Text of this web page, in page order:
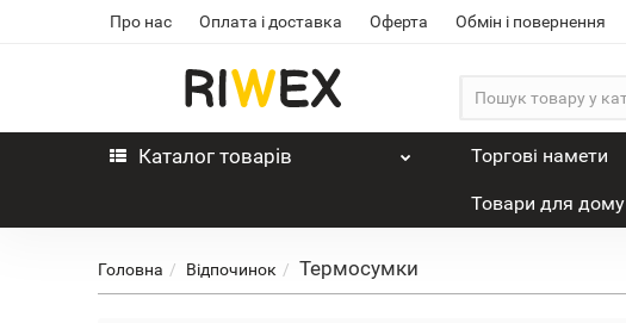
Про нас Оплата і доставка Оферта Обмін і повернення
Каталог товарів Торгові намети
Товари для дому
Головна Відпочинок Термосумки